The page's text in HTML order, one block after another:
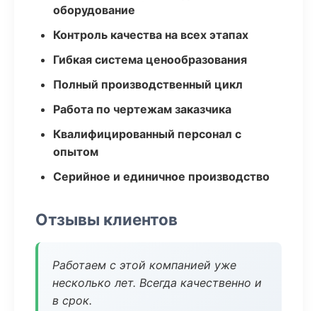
оборудование
Контроль качества на всех этапах
Гибкая система ценообразования
Полный производственный цикл
Работа по чертежам заказчика
Квалифицированный персонал с
опытом
Серийное и единичное производство
Отзывы клиентов
Работаем с этой компанией уже
несколько лет. Всегда качественно и
в срок.